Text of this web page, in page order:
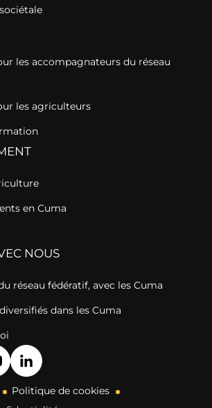
les accompagnateurs du réseau
les agriculteurs
en Cuma
NOUS
réseau fédératif, avec les Cuma
dans les Cuma
Politique de cookies